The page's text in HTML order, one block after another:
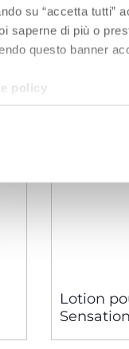
su “accetta tutti”
saperne di più o
questo banner
policy
Lotion